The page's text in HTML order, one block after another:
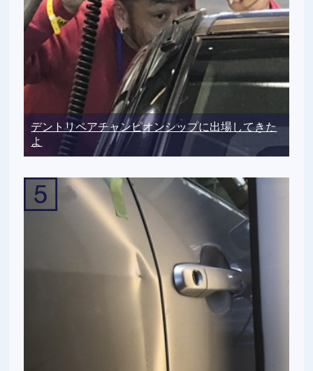
デントリペアチャンピオンシップに出場してきた
よ